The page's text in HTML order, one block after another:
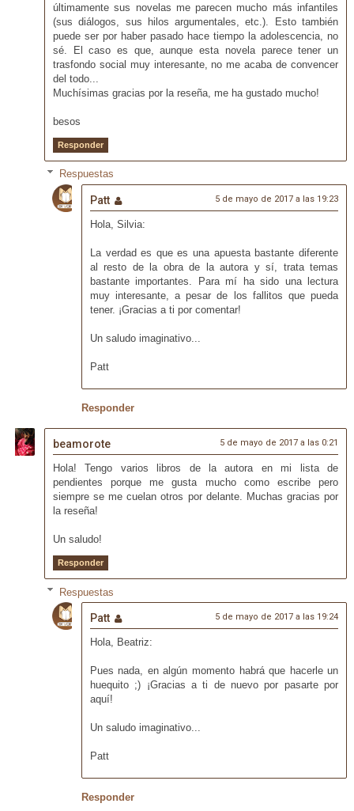
últimamente sus novelas me parecen mucho más infantiles
(sus diálogos, sus hilos argumentales, etc.). Esto también
puede ser por haber pasado hace tiempo la adolescencia, no
sé. El caso es que, aunque esta novela parece tener un
trasfondo social muy interesante, no me acaba de convencer
del todo...
Muchísimas gracias por la reseña, me ha gustado mucho!
besos
Responder
Respuestas
Patt 5 de mayo de 2017 a las 19:23
Hola, Silvia:
La verdad es que es una apuesta bastante diferente
al resto de la obra de la autora y sí, trata temas
bastante importantes. Para mí ha sido una lectura
muy interesante, a pesar de los fallitos que pueda
tener. ¡Gracias a ti por comentar!
Un saludo imaginativo...
Patt
Responder
beamorote 5 de mayo de 2017 a las 0:21
Hola! Tengo varios libros de la autora en mi lista de
pendientes porque me gusta mucho como escribe pero
siempre se me cuelan otros por delante. Muchas gracias por
la reseña!
Un saludo!
Responder
Respuestas
Patt 5 de mayo de 2017 a las 19:24
Hola, Beatriz:
Pues nada, en algún momento habrá que hacerle un
huequito ;) ¡Gracias a ti de nuevo por pasarte por
aquí!
Un saludo imaginativo...
Patt
Responder